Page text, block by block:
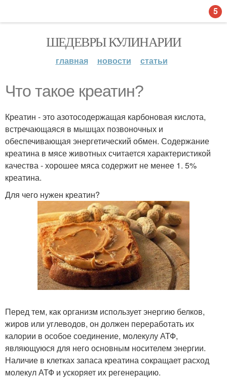
ШЕДЕВРЫ КУЛИНАРИИ
главная новости статьи
Что такое креатин?
Креатин - это азотосодержащая карбоновая кислота,
встречающаяся в мышцах позвоночных и
обеспечивающая энергетический обмен. Содержание
креатина в мясе животных считается характеристикой
качества - хорошее мяса содержит не менее 1. 5%
креатина.
Для чего нужен креатин?
Перед тем, как организм использует энергию белков,
жиров или углеводов, он должен переработать их
калории в особое соединение, молекулу АТФ,
являющуюся для него основным носителем энергии.
Наличие в клетках запаса креатина сокращает расход
молекул АТФ и ускоряет их регенерацию.
5